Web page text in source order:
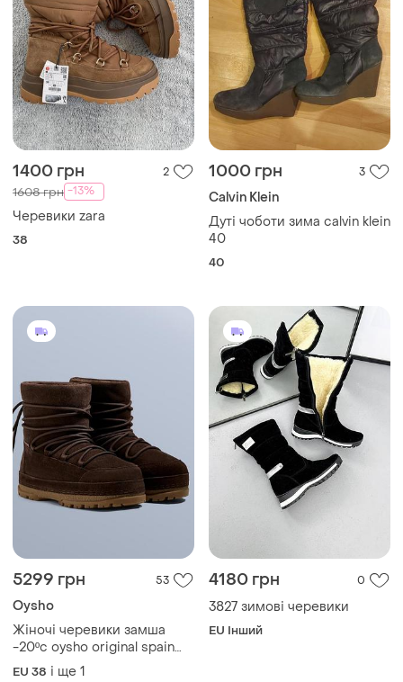
1400 грн 2
1608 грн -13%
Черевики zara
38
1000 грн 3
Calvin Klein
Дуті чоботи зима calvin klein
40
40
5299 грн 53
Oysho
Жіночі черевики замша
-20ºс oysho original spain
дутики ойшо 38; 39рр
EU 38 і ще 1
4180 грн 0
3827 зимові черевики
EU Інший